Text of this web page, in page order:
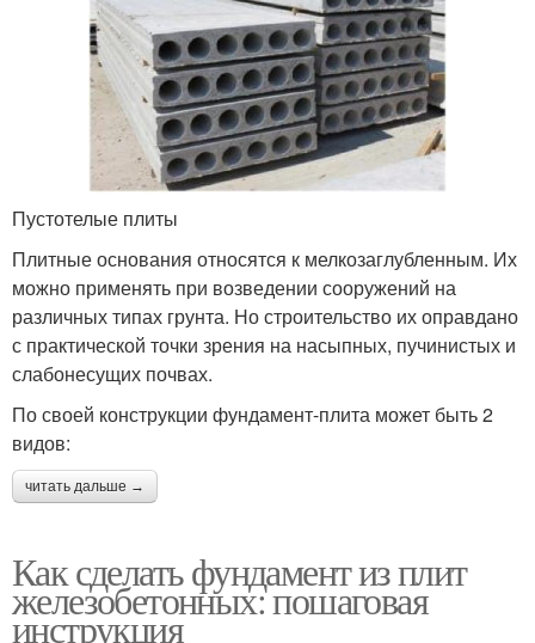
Пустотелые плиты
Плитные основания относятся к мелкозаглубленным. Их
можно применять при возведении сооружений на
различных типах грунта. Но строительство их оправдано
с практической точки зрения на насыпных, пучинистых и
слабонесущих почвах.
По своей конструкции фундамент-плита может быть 2
видов:
читать дальше →
Как сделать фундамент из плит
железобетонных: пошаговая
инструкция